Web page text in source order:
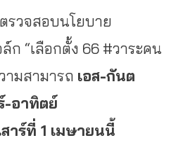
รวจสอบนโยบาย
ก “เลือกตั้ง 66 #วาระคน
ามสามารถ เอส-กันต
-อาทิตย์
าร์ที่ 1 เมษายนนี้